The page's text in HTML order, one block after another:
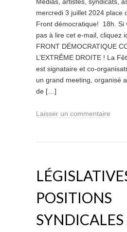
mercredi 3 juillet 2024 place
Front démocratique! 18h. Si
pas à lire cet e-mail, cliquez
FRONT DÉMOCRATIQUE
L’EXTRÊME DROITE ! La
est signataire et co-
un grand meeting, organisé
de […]
Laisser un commentaire
POSITIONS